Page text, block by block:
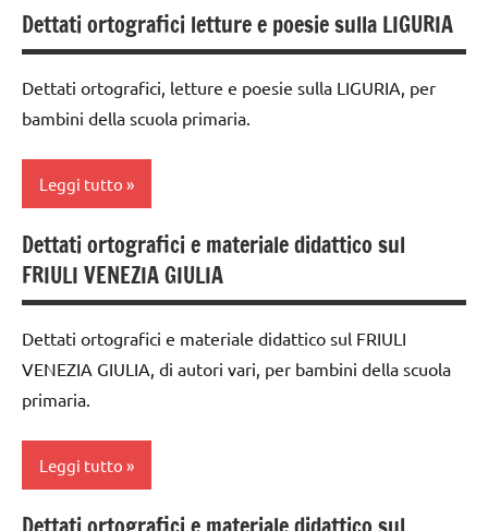
TUTTI GLI
dettati /
geografia
dettati
Italia
ARGOMENTI
PER ETA'
ARTICOLI
classe
3a
classe
4a
classe
5a
classi
medie
dettati /
dettati
ortografici
Italia
racconti
Dettati ortografici letture e poesie sulla LIGURIA
Dettati ortografici, letture e poesie sulla LIGURIA, per
bambini della scuola primaria.
Leggi tutto
classe
4a
5a
geografia
Italia
Dettati ortografici e materiale didattico sul
FRIULI VENEZIA GIULIA
Dettati ortografici e materiale didattico sul FRIULI
VENEZIA GIULIA, di autori vari, per bambini della scuola
primaria.
Leggi tutto